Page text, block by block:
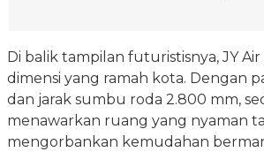
Di balik tampilan futuristisnya, JY
dimensi yang ramah kota. Dengan
dan jarak sumbu roda 2.800 mm,
menawarkan ruang yang nyaman
mengorbankan kemudahan